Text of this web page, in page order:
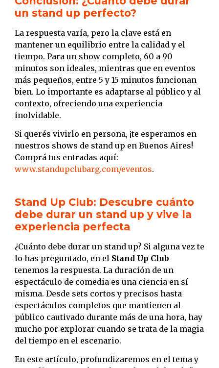
un stand up perfecto?
La respuesta varía, pero la clave está en
mantener un equilibrio entre la calidad y el
tiempo. Para un show completo, 60 a 90
minutos son ideales, mientras que en eventos
más pequeños, entre 5 y 15 minutos funcionan
bien. Lo importante es adaptarse al público y al
contexto, ofreciendo una experiencia
inolvidable.
Si querés vivirlo en persona, ¡te esperamos en
nuestros shows de stand up en Buenos Aires!
Comprá tus entradas aquí:
www.standupclubarg.com/eventos.
Stand Up Club: Descubre cuánto
debe durar un stand up y vive la
experiencia perfecta
¿Cuánto debe durar un stand up? Si alguna vez te
lo has preguntado, en el Stand Up Club
tenemos la respuesta. La duración de un
espectáculo de comedia es una ciencia en sí
misma. Desde sets cortos y precisos hasta
espectáculos completos que mantienen al
público cautivado durante más de una hora, hay
mucho por explorar cuando se trata de la magia
del tiempo en el escenario.
En este artículo, profundizaremos en el tema y